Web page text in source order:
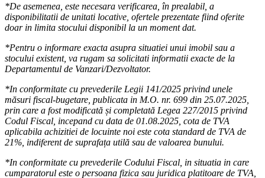
*De asemenea, este necesara verificarea, în prealabil, a
disponibilitatii de unitati locative, ofertele prezentate fiind oferite
doar in limita stocului disponibil la un moment dat.
*Pentru o informare exacta asupra situatiei unui imobil sau a
stocului existent, va rugam sa solicitati informatii exacte de la
Departamentul de Vanzari/Dezvoltator.
*In conformitate cu prevederile Legii 141/2025 privind unele
măsuri fiscal-bugetare, publicata in M.O. nr. 699 din 25.07.2025,
prin care a fost modificată și completată Legea 227/2015 privind
Codul Fiscal, incepand cu data de 01.08.2025, cota de TVA
aplicabila achizitiei de locuinte noi este cota standard de TVA de
21%, indiferent de suprafața utilă sau de valoarea bunului.
*In conformitate cu prevederile Codului Fiscal, in situatia in care
cumparatorul este o persoana fizica sau juridica platitoare de TVA,